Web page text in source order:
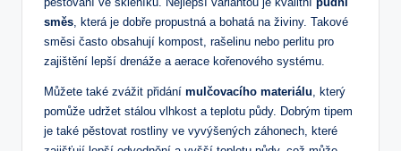
směs, která je dobře propustná a bohatá na živiny. Takové
směsi často obsahují kompost, rašelinu nebo perlitu pro
zajištění lepší drenáže a aerace kořenového systému.
Můžete také zvážit přidání mulčovacího materiálu, který
pomůže udržet stálou vlhkost a teplotu půdy. Dobrým tipem
je také pěstovat rostliny ve vyvýšených záhonech, které